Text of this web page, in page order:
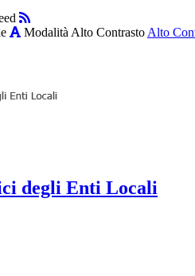
Modalità Alto Contrasto Alto
degli Enti Locali